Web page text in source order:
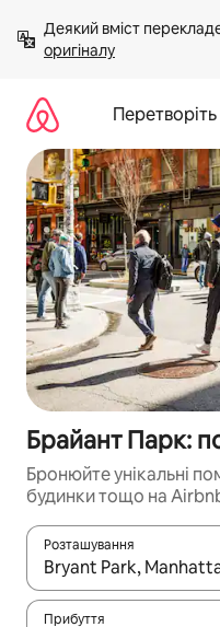
вмісту
Деякий вміст
оригіналу
Брайант Парк:
Бронюйте унікальні
будинки тощо на
Розташування
Отримавши результати
Прибуття